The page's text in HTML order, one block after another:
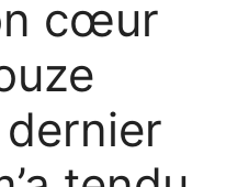
cœur